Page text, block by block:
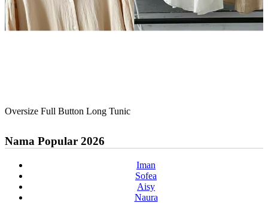
Oversize Full Button Long Tunic
Nama Popular 2026
Iman
Sofea
Aisy
Naura